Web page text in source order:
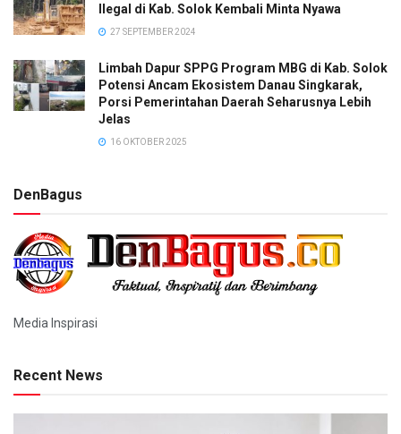
Ilegal di Kab. Solok Kembali Minta Nyawa
27 SEPTEMBER 2024
Limbah Dapur SPPG Program MBG di Kab. Solok
Potensi Ancam Ekosistem Danau Singkarak,
Porsi Pemerintahan Daerah Seharusnya Lebih
Jelas
16 OKTOBER 2025
DenBagus
Media Inspirasi
Recent News